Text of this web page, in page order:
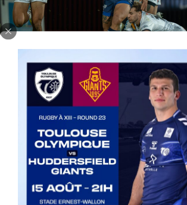
The End of Reubenn Rennie’s Olympian Journey